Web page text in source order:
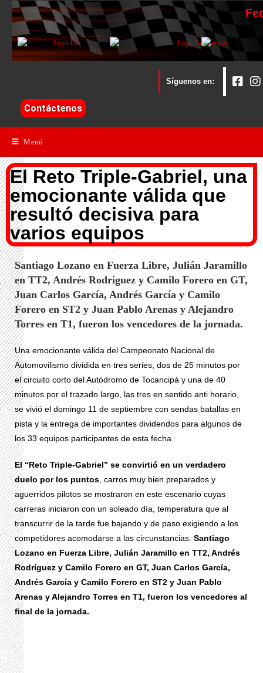
Síguenos en:
Contáctenos
Menú
El Reto Triple-Gabriel, una
emocionante válida que
resultó decisiva para
varios equipos
Santiago Lozano en Fuerza Libre, Julián Jaramillo
en TT2, Andrés Rodríguez y Camilo Forero en GT,
Juan Carlos García, Andrés García y Camilo
Forero en ST2 y Juan Pablo Arenas y Alejandro
Torres en T1, fueron los vencedores de la jornada.
Una emocionante válida del Campeonato Nacional de
Automovilismo dividida en tres series, dos de 25 minutos por
el circuito corto del Autódromo de Tocancipá y una de 40
minutos por el trazado largo, las tres en sentido anti horario,
se vivió el domingo 11 de septiembre con sendas batallas en
pista y la entrega de importantes dividendos para algunos de
los 33 equipos participantes de esta fecha.
El “Reto Triple-Gabriel” se convirtió en un verdadero
duelo por los puntos , carros muy bien preparados y
aguerridos pilotos se mostraron en este escenario cuyas
carreras iniciaron con un soleado día, temperatura que al
transcurrir de la tarde fue bajando y de paso exigiendo a los
competidores acomodarse a las circunstancias. Santiago
Lozano en Fuerza Libre, Julián Jaramillo en TT2, Andrés
Rodríguez y Camilo Forero en GT, Juan Carlos García,
Andrés García y Camilo Forero en ST2 y Juan Pablo
Arenas y Alejandro Torres en T1, fueron los vencedores al
final de la jornada.